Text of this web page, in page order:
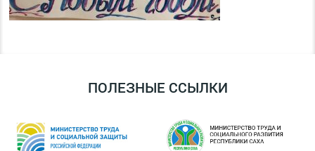
ПОЛЕЗНЫЕ ССЫЛКИ